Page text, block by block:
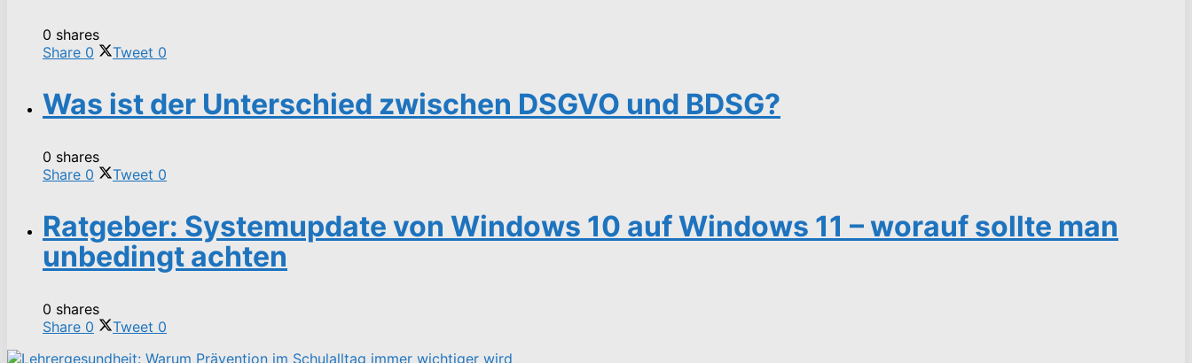
0 shares
Share 0 Tweet 0
Was ist der Unterschied zwischen DSGVO und BDSG?
0 shares
Share 0 Tweet 0
Ratgeber: Systemupdate von Windows 10 auf Windows 11 – worauf sollte man
unbedingt achten
0 shares
Share 0 Tweet 0